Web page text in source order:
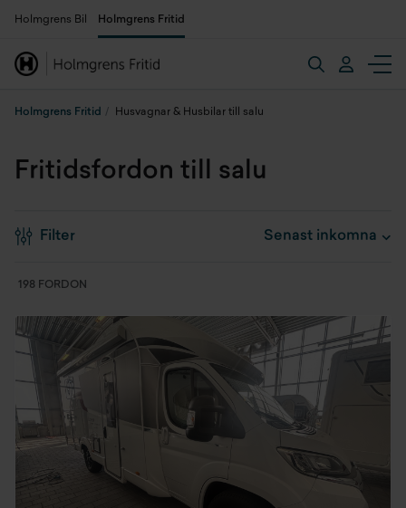
Holmgrens Bil Holmgrens Fritid
Holmgrens Fritid Husvagnar & Husbilar till salu
Fritidsfordon till salu
Filter
198 FORDON